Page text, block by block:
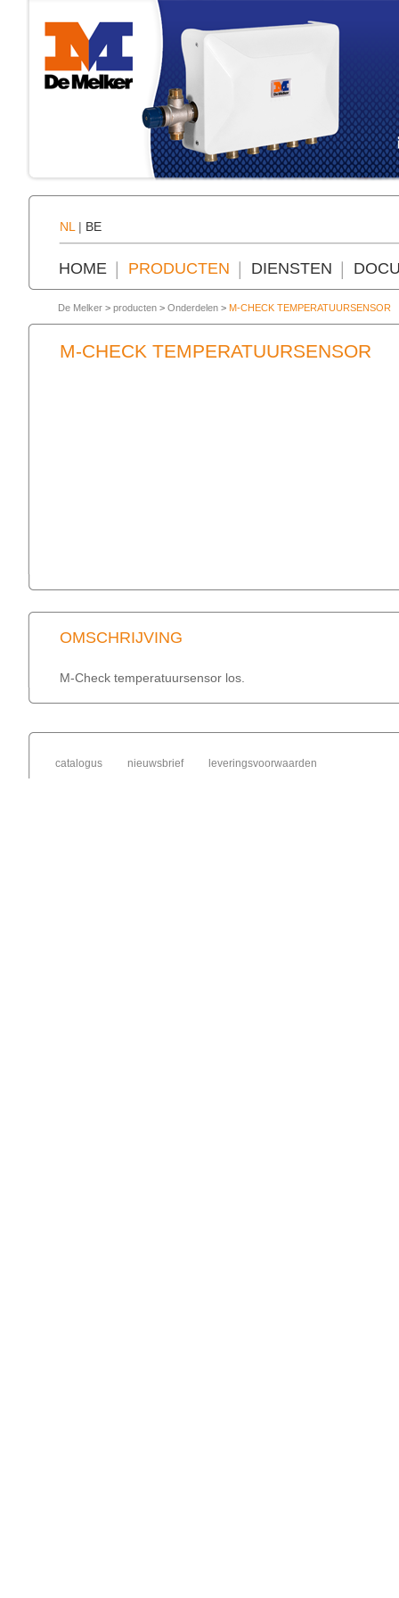
NL | BE
HOME PRODUCTEN DIENSTEN
De Melker > producten > Onderdelen > M-CHECK TEMPERATUURSENSOR
M-CHECK TEMPERATUURSENSOR
OMSCHRIJVING
M-Check temperatuursensor los.
catalogus nieuwsbrief leveringsvoorwaarden